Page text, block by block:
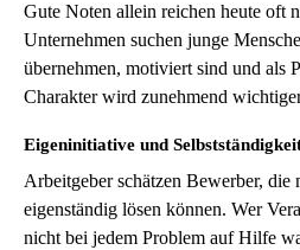
Gute Noten allein reichen heute oft
Unternehmen suchen junge
übernehmen, motiviert sind und als
Charakter wird zunehmend
Eigeninitiative und
Arbeitgeber schätzen Bewerber, die
eigenständig lösen können. Wer
nicht bei jedem Problem auf Hilfe